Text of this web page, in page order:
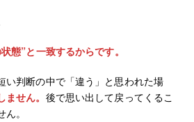
態”と一致するからです。
い判断の中で「違う」と思われた場
せん。 後で思い出して戻ってくるこ
。